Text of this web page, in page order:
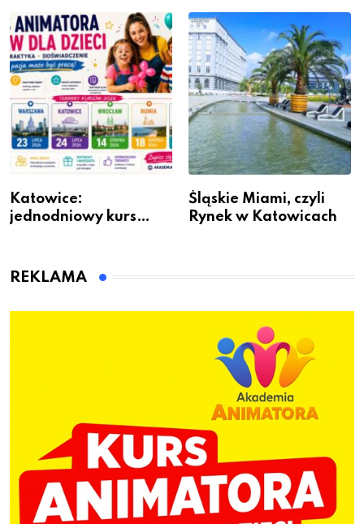
Katowice:
jednodniowy kurs
dzieci
Śląskie Miami, czyli
Rynek w Katowicach
REKLAMA